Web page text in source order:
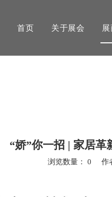
首页 关于展会
“娇”你一招 | 家居革
浏览数量： 0 作